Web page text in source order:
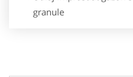
granule